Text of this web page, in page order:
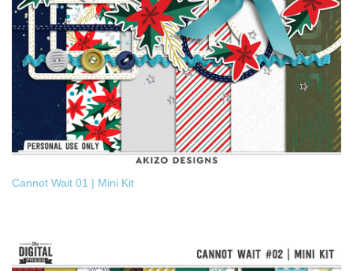
Cannot Wait 01 | Mini Kit